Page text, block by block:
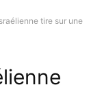
tire sur une